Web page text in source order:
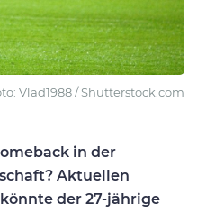
Vlad1988 / Shutterstock.com
in der
Aktuellen
der 27-jährige